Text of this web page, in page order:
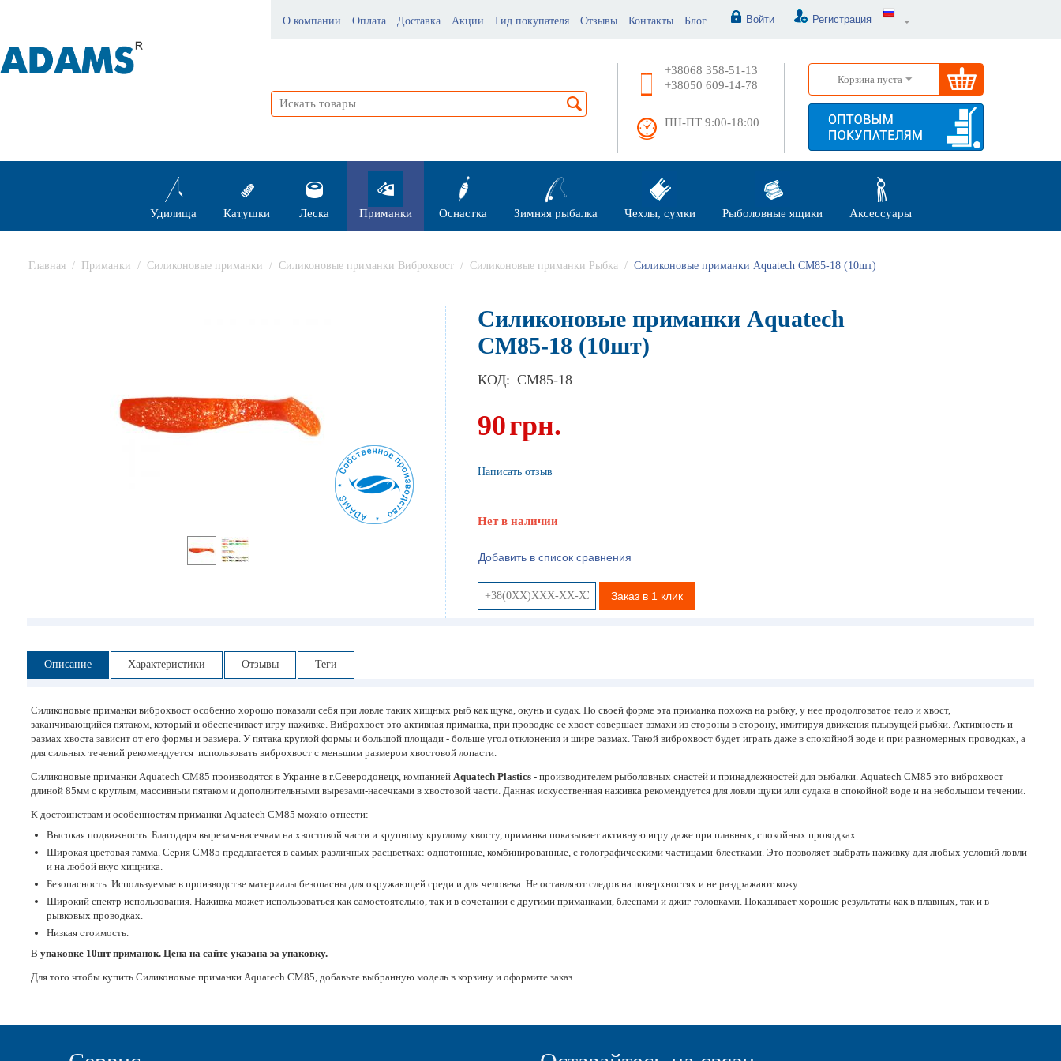
О компании Оплата Доставка Акции Гид покупателя Отзывы Контакты Блог Войти Регистрация
+38068 358-51-13
+38050 609-14-78
ПН-ПТ 9:00-18:00
Корзина пуста
Удилища Катушки Леска Приманки Оснастка Зимняя рыбалка Чехлы, сумки Рыболовные ящики Аксессуары
Главная / Приманки / Силиконовые приманки / Силиконовые приманки Виброхвост / Силиконовые приманки Рыбка / Силиконовые приманки Aquatech СМ85-18 (10шт)
Силиконовые приманки Aquatech
СМ85-18 (10шт)
КОД: CM85-18
90грн.
Написать отзыв
Нет в наличии
Добавить в список сравнения
Заказ в 1 клик
Описание Характеристики Отзывы Теги
Силиконовые приманки виброхвост особенно хорошо показали себя при ловле таких хищных рыб как щука, окунь и судак. По своей форме эта приманка похожа на рыбку, у нее продолговатое тело и хвост,
заканчивающийся пятаком, который и обеспечивает игру наживке. Виброхвост это активная приманка, при проводке ее хвост совершает взмахи из стороны в сторону, имитируя движения плывущей рыбки. Активность и
размах хвоста зависит от его формы и размера. У пятака круглой формы и большой площади - больше угол отклонения и шире размах. Такой виброхвост будет играть даже в спокойной воде и при равномерных проводках, а
для сильных течений рекомендуется использовать виброхвост с меньшим размером хвостовой лопасти.
Силиконовые приманки Aquatech СМ85 производятся в Украине в г.Северодонецк, компанией Aquatech Plastics - производителем рыболовных снастей и принадлежностей для рыбалки. Aquatech СМ85 это виброхвост
длиной 85мм с круглым, массивным пятаком и дополнительными вырезами-насечками в хвостовой части. Данная искусственная наживка рекомендуется для ловли щуки или судака в спокойной воде и на небольшом течении.
К достоинствам и особенностям приманки Aquatech СМ85 можно отнести:
Высокая подвижность. Благодаря вырезам-насечкам на хвостовой части и крупному круглому хвосту, приманка показывает активную игру даже при плавных, спокойных проводках.
Широкая цветовая гамма. Серия СМ85 предлагается в самых различных расцветках: однотонные, комбинированные, с голографическими частицами-блестками. Это позволяет выбрать наживку для любых условий ловли
и на любой вкус хищника.
Безопасность. Используемые в производстве материалы безопасны для окружающей среди и для человека. Не оставляют следов на поверхностях и не раздражают кожу.
Широкий спектр использования. Наживка может использоваться как самостоятельно, так и в сочетании с другими приманками, блеснами и джиг-головками. Показывает хорошие результаты как в плавных, так и в
рывковых проводках.
Низкая стоимость.
В упаковке 10шт приманок. Цена на сайте указана за упаковку.
Для того чтобы купить Силиконовые приманки Aquatech СМ85, добавьте выбранную модель в корзину и оформите заказ.